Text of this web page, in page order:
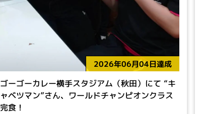
2026年06月04日達成
ゴーゴーカレー横手スタジアム（秋田）にて “キ
ャベツマン”さん、ワールドチャンピオンクラス
完食！